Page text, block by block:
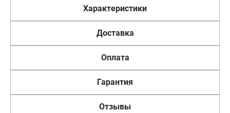
Характеристики
Доставка
Оплата
Гарантия
Отзывы